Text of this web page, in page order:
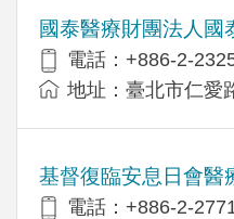
國泰醫療財團法人國
電話：+886-2-
地址：臺北市仁愛
基督復臨安息日會醫
電話：+886-2-